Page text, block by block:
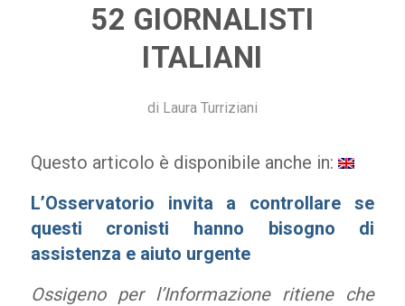
52 GIORNALISTI
ITALIANI
di Laura Turriziani
Questo articolo è disponibile anche in:
L’Osservatorio invita a controllare se
questi cronisti hanno bisogno di
assistenza e aiuto urgente
Ossigeno per l’Informazione ritiene che